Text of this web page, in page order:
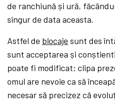
de ranchiună și ură,
singur de data aceasta.
Astfel de blocaje sunt des
sunt acceptarea și
poate fi modificat; clipa
omul are nevoie ca să
necesar să precizez că